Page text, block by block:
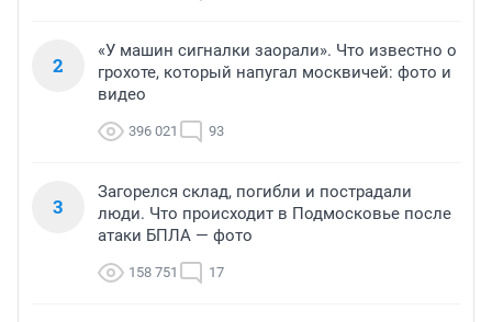
2
«У машин сигналки заорали». Что известно о
грохоте, который напугал москвичей: фото и
видео
396 021 93
3
Загорелся склад, погибли и пострадали
люди. Что происходит в Подмосковье после
атаки БПЛА — фото
158 751 17